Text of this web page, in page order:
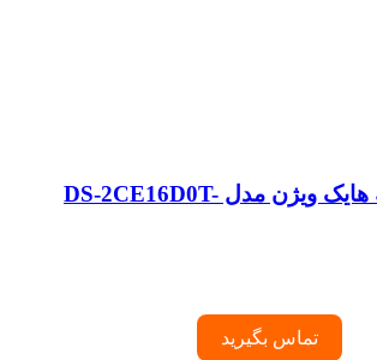
دوربین مداربسته هایک ویژن مدل DS-2CE16D0T-
تماس بگیرید